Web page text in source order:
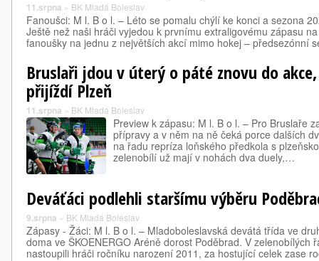
11.srpna » BK Mladá Boleslav
Fanoušci: M l. B o l. – Léto se pomalu chýlí ke konci a sezona
Ještě než naši hráči vyjedou k prvnímu extraligovému zápasu
fanoušky na jednu z největších akcí mimo hokej – předsezónní
Bruslaři jdou v úterý o páté znovu do
přijíždí Plzeň
11.srpna » BK Mladá Boleslav
Preview k zápasu: M l. B o l. – Pro Bruslaře
přípravy a v něm na ně čeká porce dalších
na řadu repríza loňského předkola s
zelenobílí už mají v nohách dva duely,…
Deváťáci podlehli staršímu výběru
9.srpna » BK Mladá Boleslav
Zápasy - Žáci: M l. B o l. – Mladoboleslavská devátá třída ve
doma ve ŠKOENERGO Aréně dorost Poděbrad. V zelenobílých
nastoupili hráči ročníku narození 2011, za hostující celek zase